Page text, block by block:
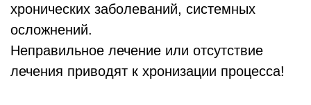
хронических заболеваний, системных
осложнений.
Неправильное лечение или отсутствие
лечения приводят к хронизации процесса!